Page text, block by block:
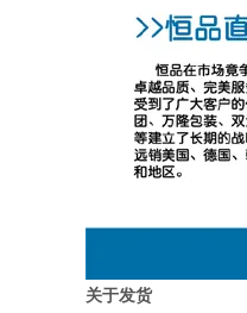
关于发货